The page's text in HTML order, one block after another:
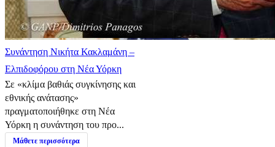
Συνάντηση Νικήτα Κακλαμάνη –
Ελπιδοφόρου στη Νέα Υόρκη
Σε «κλίμα βαθιάς συγκίνησης και
εθνικής ανάτασης»
πραγματοποιήθηκε στη Νέα
Υόρκη η συνάντηση του προ...
Μάθετε περισσότερα